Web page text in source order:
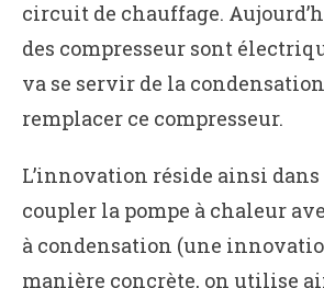
circuit de chauffage.
des compresseur sont
va se servir de la
remplacer ce compresseur.
L’innovation réside ainsi dans
coupler la pompe à chaleur
à condensation (une
manière concrète, on utilise